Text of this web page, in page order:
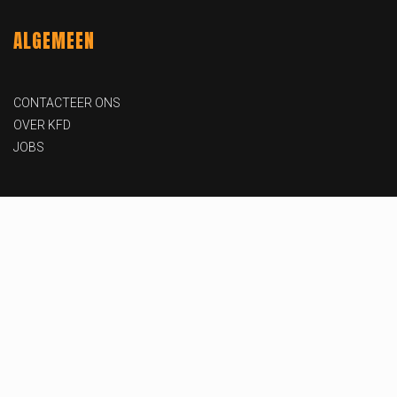
ALGEMEEN
CONTACTEER ONS
OVER KFD
JOBS